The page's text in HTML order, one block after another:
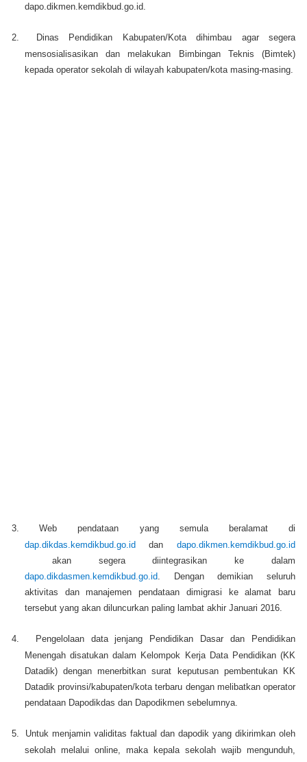
dapo.dikmen.kemdikbud.go.id.
2.
Dinas Pendidikan Kabupaten/Kota dihimbau agar segera
mensosialisasikan dan melakukan Bimbingan Teknis (Bimtek)
kepada operator sekolah di wilayah kabupaten/kota masing-masing.
3.
Web pendataan yang semula beralamat di
dap.dikdas.kemdikbud.go.id dan dapo.dikmen.kemdikbud.go.id
akan segera diintegrasikan ke dalam
dapo.dikdasmen.kemdikbud.go.id. Dengan demikian seluruh
aktivitas dan manajemen pendataan dimigrasi ke alamat baru
tersebut yang akan diluncurkan paling lambat akhir Januari 2016.
4.
Pengelolaan data jenjang Pendidikan Dasar dan Pendidikan
Menengah disatukan dalam Kelompok Kerja Data Pendidikan (KK
Datadik) dengan menerbitkan surat keputusan pembentukan KK
Datadik provinsi/kabupaten/kota terbaru dengan melibatkan operator
pendataan Dapodikdas dan Dapodikmen sebelumnya.
5.
Untuk menjamin validitas faktual dan dapodik yang dikirimkan oleh
sekolah melalui online, maka kepala sekolah wajib mengunduh,